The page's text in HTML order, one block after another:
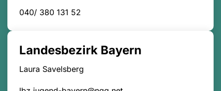
040/ 380 131 52
Landesbezirk Bayern
Laura Savelsberg